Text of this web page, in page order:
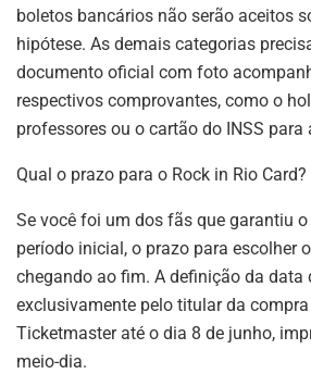
boletos bancários não serão aceitos
hipótese. As demais categorias
documento oficial com foto
respectivos comprovantes, como o
professores ou o cartão do INSS para
Qual o prazo para o Rock in Rio Card?
Se você foi um dos fãs que garantiu
período inicial, o prazo para escolher
chegando ao fim. A definição da data
exclusivamente pelo titular da
Ticketmaster até o dia 8 de junho,
meio-dia.